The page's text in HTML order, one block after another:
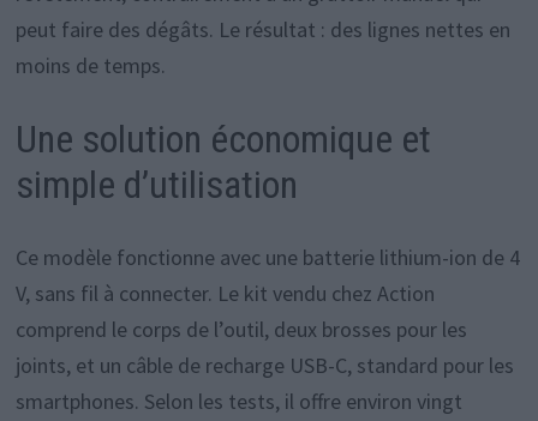
peut faire des dégâts. Le résultat : des lignes nettes en
moins de temps.
Une solution économique et
simple d’utilisation
Ce modèle fonctionne avec une batterie lithium-ion de 4
V, sans fil à connecter. Le kit vendu chez Action
comprend le corps de l’outil, deux brosses pour les
joints, et un câble de recharge USB-C, standard pour les
smartphones. Selon les tests, il offre environ vingt